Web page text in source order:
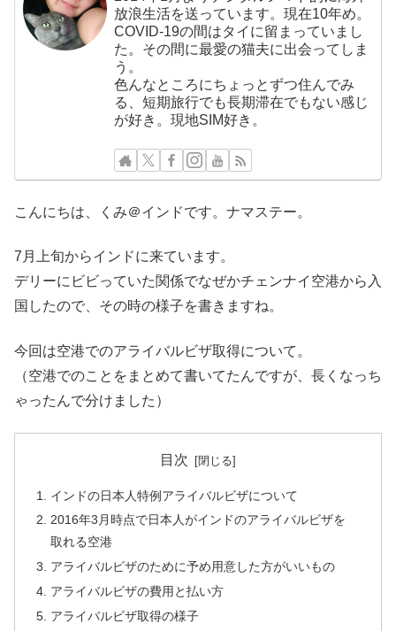
放浪生活を送っています。現在10年め。
COVID-19の間はタイに留まっていまし
た。その間に最愛の猫夫に出会ってしま
う。
色んなところにちょっとずつ住んでみ
る、短期旅行でも長期滞在でもない感じ
が好き。現地SIM好き。
こんにちは、くみ＠インドです。ナマステー。
7月上旬からインドに来ています。
デリーにビビっていた関係でなぜかチェンナイ空港から入
国したので、その時の様子を書きますね。
今回は空港でのアライバルビザ取得について。
（空港でのことをまとめて書いてたんですが、長くなっち
ゃったんで分けました）
目次
インドの日本人特例アライバルビザについて
2016年3月時点で日本人がインドのアライバルビザを
取れる空港
アライバルビザのために予め用意した方がいいもの
アライバルビザの費用と払い方
アライバルビザ取得の様子